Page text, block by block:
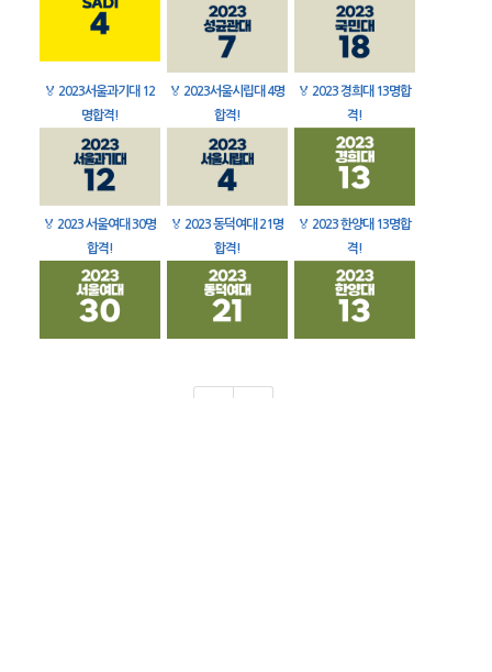
🏅 2023서울과기대 12
명합격!
🏅 2023서울시립대 4명
합격!
🏅 2023 경희대 13명합
격!
🏅 2023 서울여대 30명
합격!
🏅 2023 동덕여대 21명
합격!
🏅 2023 한양대 13명합
격!